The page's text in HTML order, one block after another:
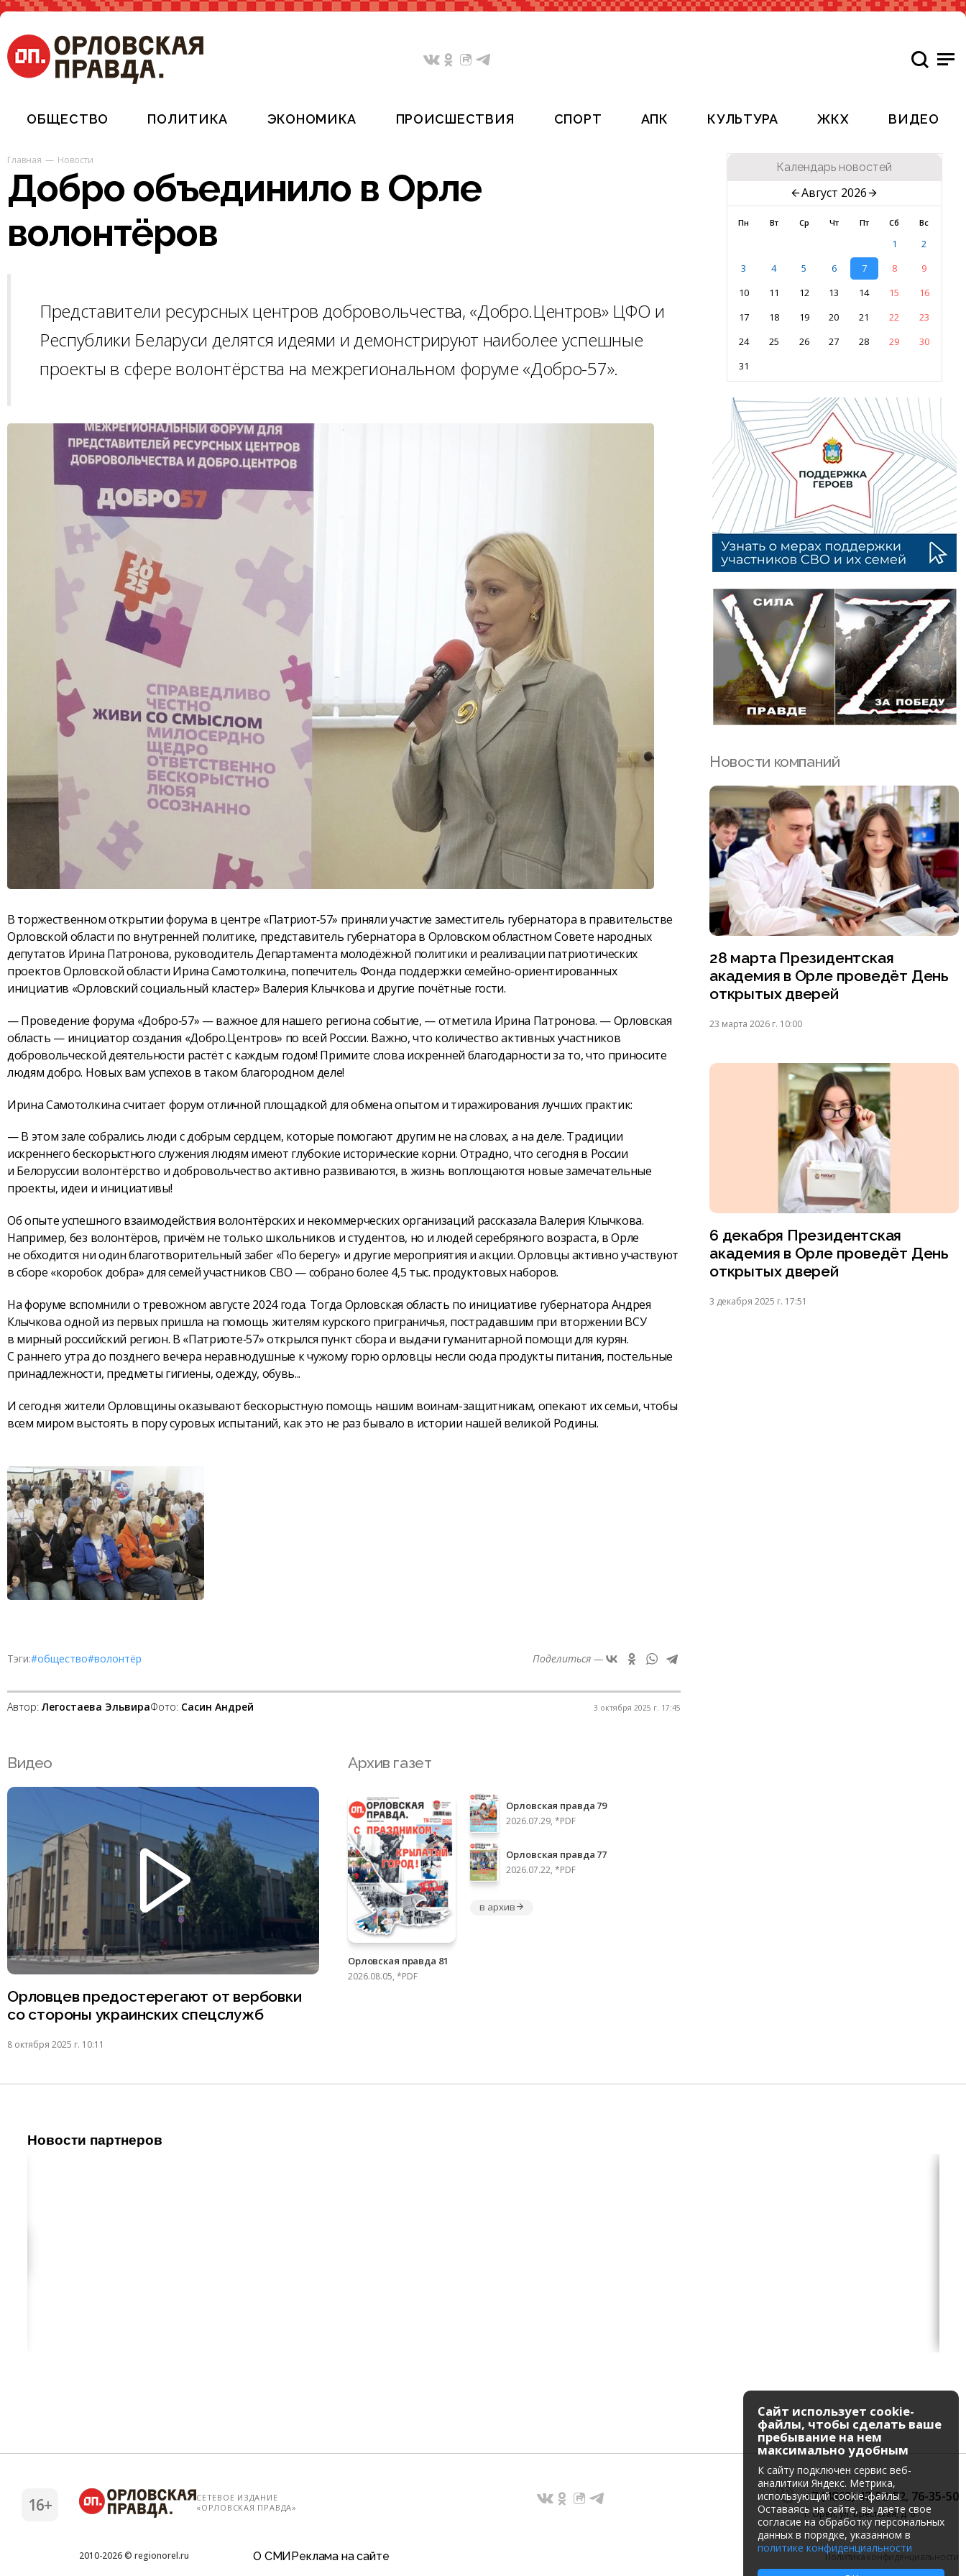
ОБЩЕСТВО ПОЛИТИКА ЭКОНОМИКА ПРОИСШЕСТВИЯ СПОРТ АПК КУЛЬТУРА ЖКХ ВИДЕО
Главная Новости
Добро объединило в Орле
волонтёров
Представители ресурсных центров добровольчества, «Добро.Центров» ЦФО и
Республики Беларуси делятся идеями и демонстрируют наиболее успешные
проекты в сфере волонтёрства на межрегиональном форуме «Добро-57».
В торжественном открытии форума в центре «Патриот‑57» приняли участие заместитель губернатора в правительстве
Орловской области по внутренней политике, представитель губернатора в Орловском областном Совете народных
депутатов Ирина Патронова, руководитель Департамента молодёжной политики и реализации патриотических
проектов Орловской области Ирина Самотолкина, попечитель Фонда поддержки семейно-ориентированных
инициатив «Орловский социальный кластер» Валерия Клычкова и другие почётные гости.
— Проведение форума «Добро‑57» — важное для нашего региона событие, — отметила Ирина Патронова. — Орловская
область — инициатор создания «Добро.Центров» по всей России. Важно, что количество активных участников
добровольческой деятельности растёт с каждым годом! Примите слова искренней благодарности за то, что приносите
людям добро. Новых вам успехов в таком благородном деле!
Ирина Самотолкина считает форум отличной площадкой для обмена опытом и тиражирования лучших практик:
— В этом зале собрались люди с добрым сердцем, которые помогают другим не на словах, а на деле. Традиции
искреннего бескорыстного служения людям имеют глубокие исторические корни. Отрадно, что сегодня в России
и Белоруссии волонтёрство и добровольчество активно развиваются, в жизнь воплощаются новые замечательные
проекты, идеи и инициативы!
Об опыте успешного взаимодействия волонтёрских и некоммерческих организаций рассказала Валерия Клычкова.
Например, без волонтёров, причём не только школьников и студентов, но и людей серебряного возраста, в Орле
не обходится ни один благотворительный забег «По берегу» и другие мероприятия и акции. Орловцы активно участвуют
в сборе «коробок добра» для семей участников СВО — собрано более 4,5 тыс. продуктовых наборов.
На форуме вспомнили о тревожном августе 2024 года. Тогда Орловская область по инициативе губернатора Андрея
Клычкова одной из первых пришла на помощь жителям курского приграничья, пострадавшим при вторжении ВСУ
в мирный российский регион. В «Патриоте‑57» открылся пункт сбора и выдачи гуманитарной помощи для курян.
С раннего утра до позднего вечера неравнодушные к чужому горю орловцы несли сюда продукты питания, постельные
принадлежности, предметы гигиены, одежду, обувь...
И сегодня жители Орловщины оказывают бескорыстную помощь нашим воинам-защитникам, опекают их семьи, чтобы
всем миром выстоять в пору суровых испытаний, как это не раз бывало в истории нашей великой Родины.
Тэги:#общество#волонтёр Поделиться —
Автор: Легостаева ЭльвираФото: Сасин Андрей 3 октября 2025 г. 17:45
Календарь новостей
Август 2026
Пн Вт Ср Чт Пт Сб Вс
1
2
3
4 5 6 7 8
9
10
11 12 13 14 15
16
17
18 19 20 21 22
23
24
25 26 27 28 29
30
31
Новости компаний
28 марта Президентская
академия в Орле проведёт День
открытых дверей
23 марта 2026 г. 10:00
6 декабря Президентская
академия в Орле проведёт День
открытых дверей
3 декабря 2025 г. 17:51
Видео
Орловцев предостерегают от вербовки
со стороны украинских спецслужб
8 октября 2025 г. 10:11
Архив газет
Орловская правда 81
2026.08.05, *PDF
Орловская правда 79
2026.07.29, *PDF
Орловская правда 77
2026.07.22, *PDF
в архив
Новости партнеров
СЕТЕВОЕ ИЗДАНИЕ
«ОРЛОВСКАЯ ПРАВДА»
+7 (4862) 47-52-52, 76-35-50
г. Орёл, ул. Брестская, д. 6
2010-2026 © regionorel.ru О СМИРеклама на сайте Политика конфиденциальности
16+
Сайт использует cookie-
файлы, чтобы сделать ваше
пребывание на нем
максимально удобным
К cайту подключен сервис веб-
аналитики Яндекс. Метрика,
использующий cookie-файлы.
Оставаясь на сайте, вы даете свое
согласие на обработку персональных
данных в порядке, указанном в
политике конфиденциальности